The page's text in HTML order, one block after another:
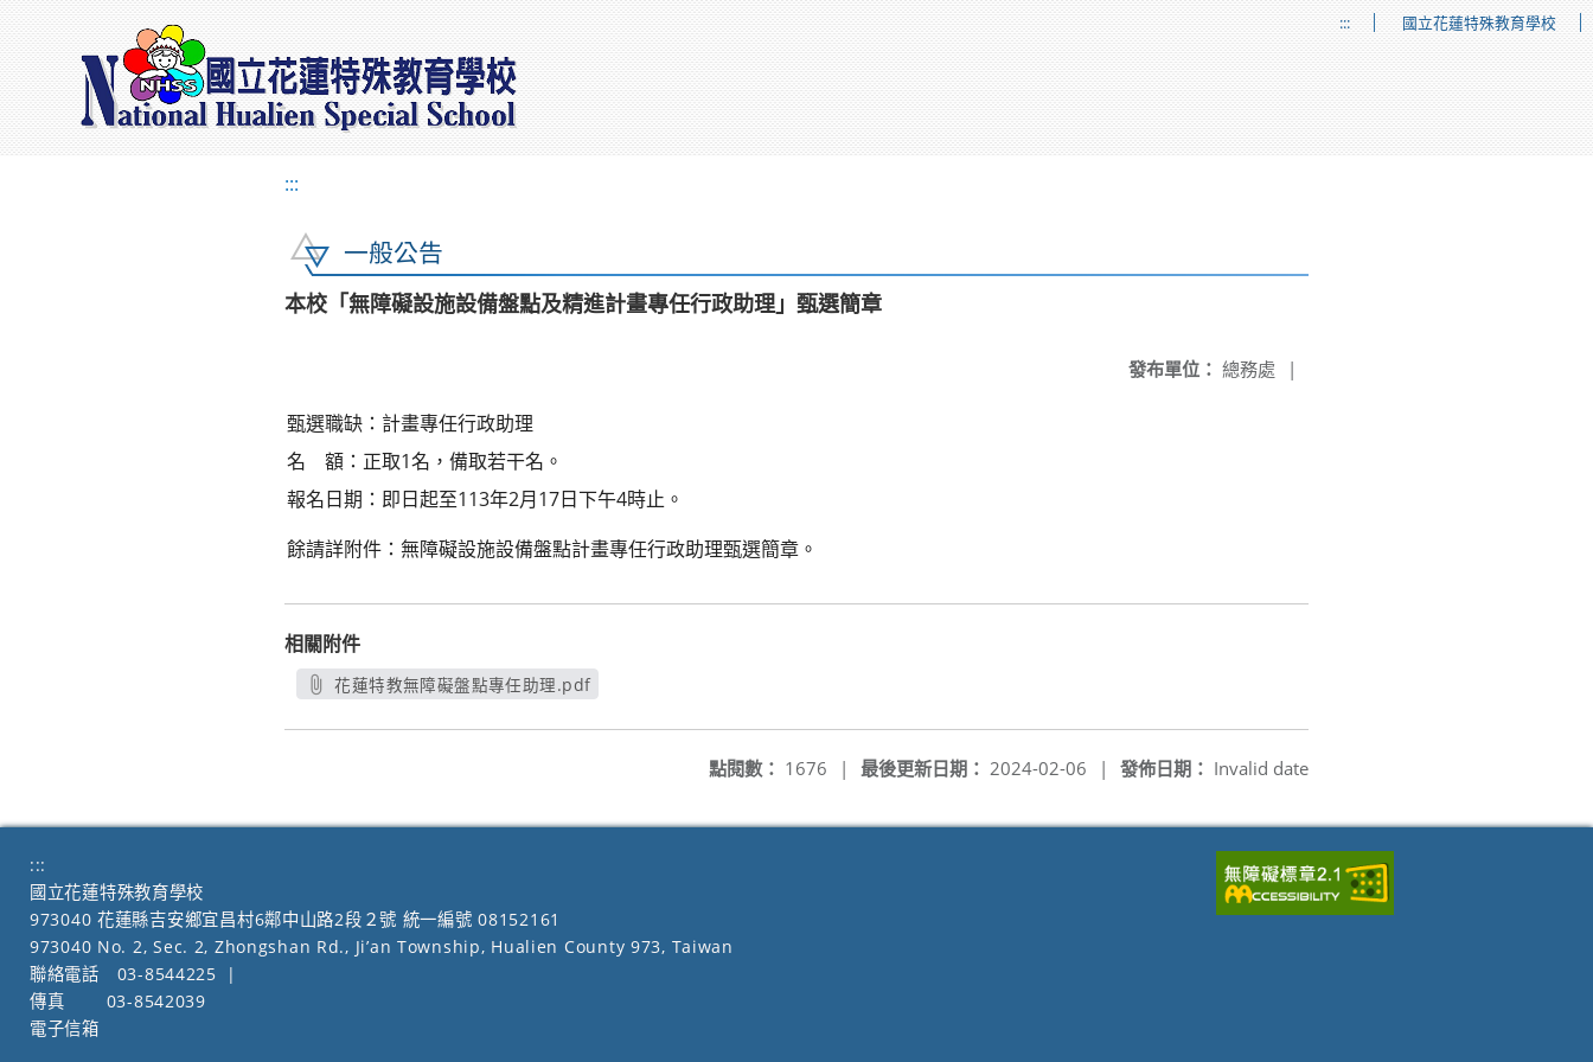
::: 國立花蓮特殊教育學校
:::
一般公告
本校「無障礙設施設備盤點及精進計畫專任行政助理」甄選簡章
發布單位： 總務處 |
甄選職缺：計畫專任行政助理
名 額：正取1名，備取若干名。
報名日期：即日起至113年2月17日下午4時止。
餘請詳附件：無障礙設施設備盤點計畫專任行政助理甄選簡章。
相關附件
花蓮特教無障礙盤點專任助理.pdf
發佈日期： Invalid date
最後更新日期： 2024-02-06 |
點閱數： 1676 |
:::
國立花蓮特殊教育學校
973040 花蓮縣吉安鄉宜昌村6鄰中山路2段２號 統一編號 08152161
973040 No. 2, Sec. 2, Zhongshan Rd., Ji’an Township, Hualien County 973, Taiwan
聯絡電話
03-8544225
|
傳真
03-8542039
電子信箱